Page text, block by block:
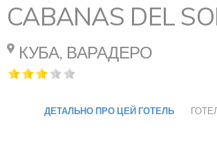
CABANAS DEL
КУБА, ВАРАДЕРО
ДЕТАЛЬНО ПРО ЦЕЙ ГОТЕЛЬ